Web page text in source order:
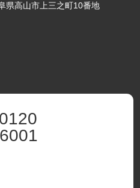
県高山市上三之町10番地